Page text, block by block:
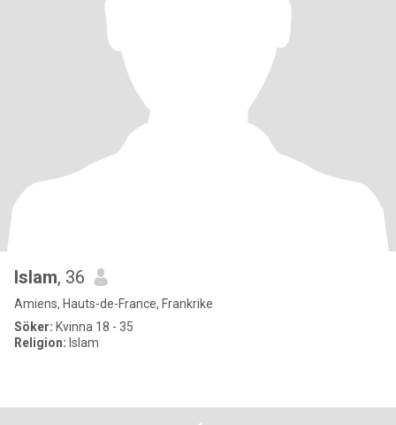
Islam, 36
Amiens, Hauts-de-France, Frankrike
Söker: Kvinna 18 - 35
Religion: Islam